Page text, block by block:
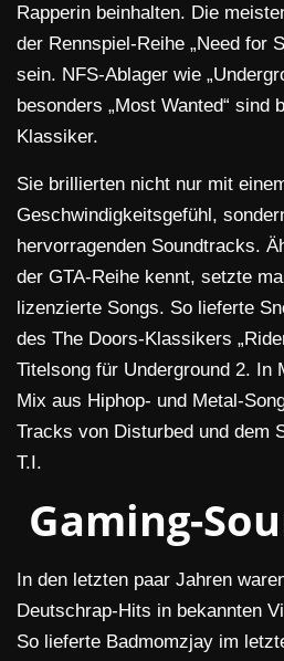
Rapperin beinhalten. Die
der Rennspiel-Reihe „Need for
sein. NFS-Ablager wie
besonders „Most Wanted“ sind
Klassiker.
Sie brillierten nicht nur mit
Geschwindigkeitsgefühl,
hervorragenden Soundtracks.
der GTA-Reihe kennt, setzte
lizenzierte Songs. So lieferte
des The Doors-Klassikers
Titelsong für Underground 2. In
Mix aus Hiphop- und Metal-
Tracks von Disturbed und dem
T.I.
Gaming-
In den letzten paar Jahren
Deutschrap-Hits in bekannten
So lieferte Badmomzjay im